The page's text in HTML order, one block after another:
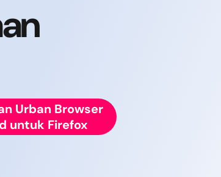
Urban Browser
untuk Firefox